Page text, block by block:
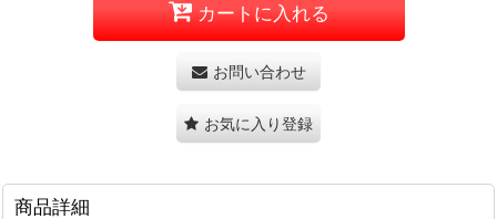
カートに入れる
お問い合わせ
お気に入り登録
商品詳細